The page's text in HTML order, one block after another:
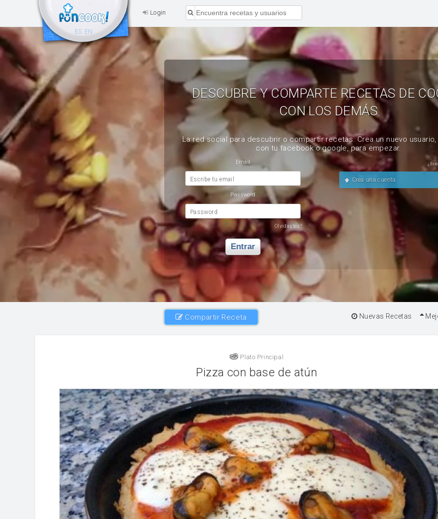
Login
ES EN
DESCUBRE Y COMPARTE RECETAS DE
CON LOS DEMÁS
La red social para descubrir o compartir recetas. Crea un nuevo
con tu facebook o google, para empezar.
Email
Escribe tu email
Password
Password
Olvidastes?
Entrar
Crea una cuenta
Compartir Receta Nuevas Recetas
Plato Principal
Pizza con base de atún